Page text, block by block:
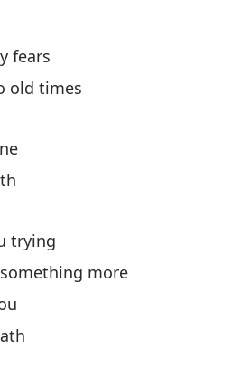
fears
old times
trying
more